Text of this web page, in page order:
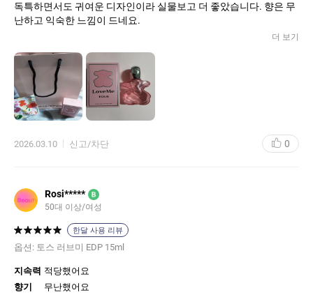
독특하면서도 귀여운 디자인이라 실물보고 더 좋았습니다. 향은 무
난하고 익숙한 느낌이 드네요.
더 보기
2026.03.10 신고/차단 0
Rosi***** B
50대 이상/여성
한달 사용 리뷰
옵션: 토스 러브미 EDP 15ml
지속력 적당했어요
향기
무난했어요